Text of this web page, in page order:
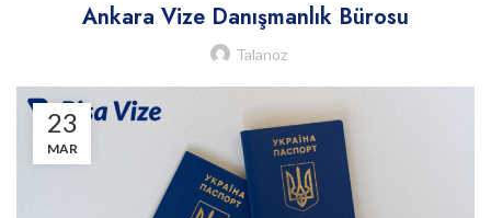
Ankara Vize Danışmanlık Bürosu
Talanoz
23
MAR